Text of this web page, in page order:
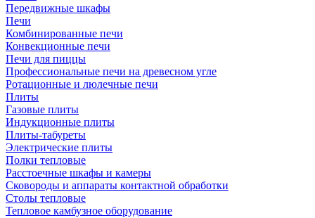
Передвижные шкафы
Печи
Комбинированные печи
Конвекционные печи
Печи для пиццы
Профессиональные печи на древесном угле
Ротационные и люлечные печи
Плиты
Газовые плиты
Индукционные плиты
Плиты-табуреты
Электрические плиты
Полки тепловые
Расстоечные шкафы и камеры
Сковороды и аппараты контактной обработки
Столы тепловые
Тепловое камбузное оборудование